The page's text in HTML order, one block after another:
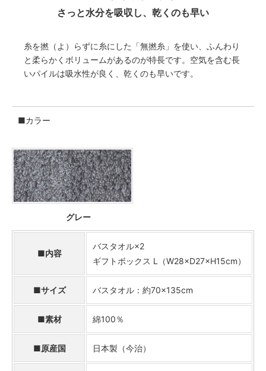
さっと水分を吸収し、乾くのも早い
糸を撚（よ）らずに糸にした「無撚糸」を使い、ふんわり
と柔らかくボリュームがあるのが特長です。空気を含む長
いパイルは吸水性が良く、乾くのも早いです。
■カラー
グレー
■内容
バスタオル×2
ギフトボックス L（W28×D27×H15cm）
■サイズ バスタオル：約70×135cm
■素材 綿100％
■原産国 日本製（今治）